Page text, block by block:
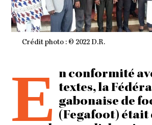
Crédit photo : © 2022 D.R.
E n conformité
textes, la
gabonaise de
(Fegafoot) était